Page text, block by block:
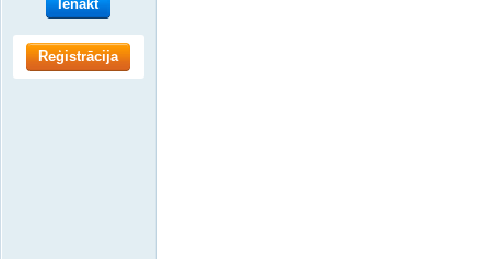
Ienākt
Reģistrācija